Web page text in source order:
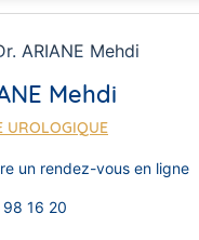
Mehdi
UROLOGIQUE
un rendez-vous en ligne
16 20